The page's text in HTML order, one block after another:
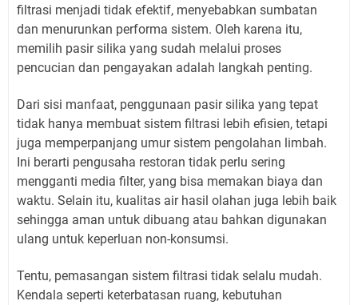
filtrasi menjadi tidak efektif, menyebabkan sumbatan
dan menurunkan performa sistem. Oleh karena itu,
memilih pasir silika yang sudah melalui proses
pencucian dan pengayakan adalah langkah penting.
Dari sisi manfaat, penggunaan pasir silika yang tepat
tidak hanya membuat sistem filtrasi lebih efisien, tetapi
juga memperpanjang umur sistem pengolahan limbah.
Ini berarti pengusaha restoran tidak perlu sering
mengganti media filter, yang bisa memakan biaya dan
waktu. Selain itu, kualitas air hasil olahan juga lebih baik
sehingga aman untuk dibuang atau bahkan digunakan
ulang untuk keperluan non-konsumsi.
Tentu, pemasangan sistem filtrasi tidak selalu mudah.
Kendala seperti keterbatasan ruang, kebutuhan